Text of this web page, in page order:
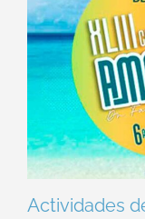
Actividades